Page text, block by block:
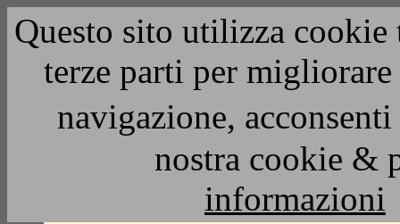
Questo sito utilizza
terze parti per
navigazione,
nostra cookie &
informazioni